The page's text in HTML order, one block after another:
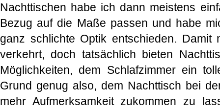
Nachttischen habe ich dann meistens
Bezug auf die Maße passen und habe
ganz schlichte Optik entschieden. Damit
verkehrt, doch tatsächlich bieten
Möglichkeiten, dem Schlafzimmer ein
Grund genug also, dem Nachttisch bei
mehr Aufmerksamkeit zukommen zu